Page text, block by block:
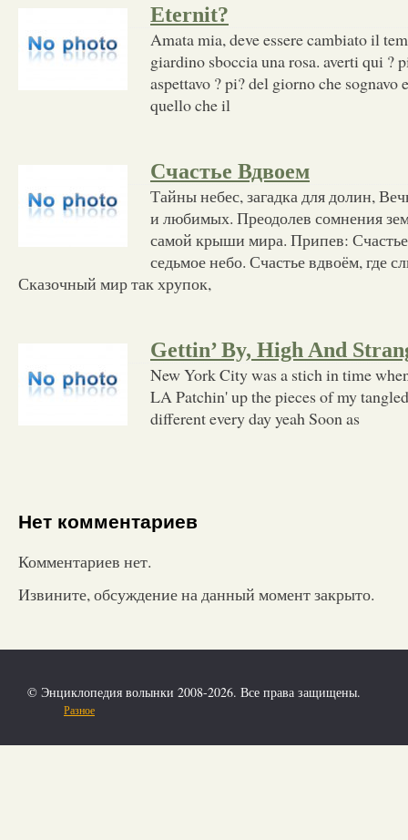
Eternit?
Amata mia, deve essere cambiato il
giardino sboccia una rosa. averti qui ?
aspettavo ? pi? del giorno che sognavo
quello che il
Счастье Вдвоем
Тайны небес, загадка для долин,
и любимых. Преодолев сомнения
самой крыши мира. Припев:
седьмое небо. Счастье вдвоём, где
Сказочный мир так хрупок,
Gettin’ By, High And
New York City was a stich in time
LA Patchin' up the pieces of my
different every day yeah Soon as
Нет комментариев
Комментариев нет.
Извините, обсуждение на данный момент закрыто.
© Энциклопедия волынки 2008-2026. Все права защищены.
Разное